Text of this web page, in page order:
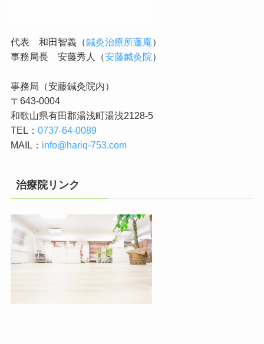
代表 和田智義（鍼灸治療所蓬庵）
事務局長 安藤秀人（安藤鍼灸院）
事務局（安藤鍼灸院内）
〒643-0004
和歌山県有田郡湯浅町湯浅2128-5
TEL： 0737-64-0089
MAIL： info@hariq-753.com
治療院リンク